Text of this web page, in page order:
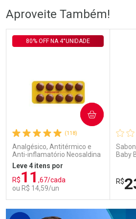
Comprar sem Desconto
Por R$ 105,99/cada
Comprar sem Desconto
Por R$ 105,99/cada
Aproveite Também!
(118)
Analgésico, Antitérmico e
Anti-inflamatório Neosaldina
30mg + 300mg + 30mg 10
Drágeas
80% OFF NA 4°UNIDADE
Leve 4 itens por
R$11 ,67/cada
ou R$ 14,59/un
COMPRAR
FECHAR
FECHAR
Baby
R$